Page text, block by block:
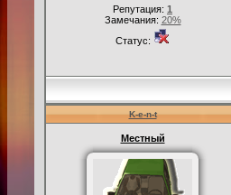
Репутация: 1
Замечания: 20%
Статус:
K-e-n-t
Местный